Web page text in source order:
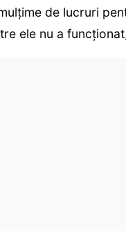
de lucruri
ele nu a